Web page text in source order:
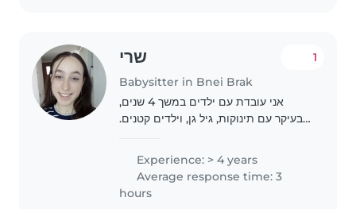
שרי
Babysitter in Bnei Brak
1
אני עובדת עם ילדים במשך 4 שנים,
בעיקר עם תינוקות, גיל גן, וילדים קטנים.
אוהבת לשחק עם הילדים ולעזור להם
להתפתח. אני זמינה לעבוד בביתכם. אם
אתם מחפשים..
Experience: > 4 years
Average response time: 3
hours